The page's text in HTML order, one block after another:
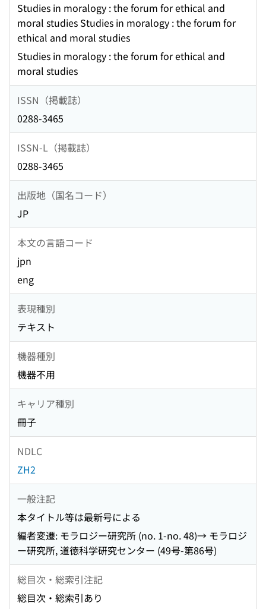
Studies in moralogy : the forum for ethical and
moral studies Studies in moralogy : the forum for
ethical and moral studies
Studies in moralogy : the forum for ethical and
moral studies
ISSN（掲載誌）
0288-3465
ISSN-L（掲載誌）
0288-3465
出版地（国名コード）
JP
本文の言語コード
jpn
eng
表現種別
テキスト
機器種別
機器不用
キャリア種別
冊子
NDLC
ZH2
一般注記
本タイトル等は最新号による
編者変遷: モラロジー研究所 (no. 1-no. 48)→ モラロジ
ー研究所, 道徳科学研究センター (49号-第86号)
総目次・総索引注記
総目次・総索引あり